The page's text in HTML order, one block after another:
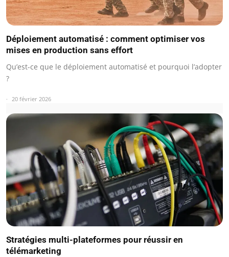
Déploiement automatisé : comment optimiser vos
mises en production sans effort
Qu’est-ce que le déploiement automatisé et pourquoi l’adopter
?
20 février 2026
Stratégies multi-plateformes pour réussir en
télémarketing